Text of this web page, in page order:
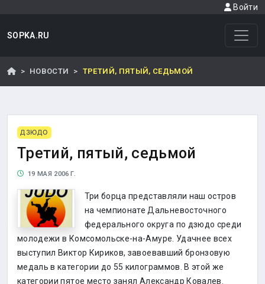
Войти
SOPKA.RU
НОВОСТИ ТРЕТИЙ, ПЯТЫЙ, СЕДЬМОЙ
ДЗЮДО
Третий, пятый, седьмой
19 МАЯ 2006 Г.
Три борца представляли наш остров
на чемпионате Дальневосточного
федерального округа по дзюдо среди
молодежи в Комсомольске-на-Амуре. Удачнее всех
выступил Виктор Кириков, завоевавший бронзовую
медаль в категории до 55 килограммов. В этой же
категории пятое место занял Александр Ковалев.